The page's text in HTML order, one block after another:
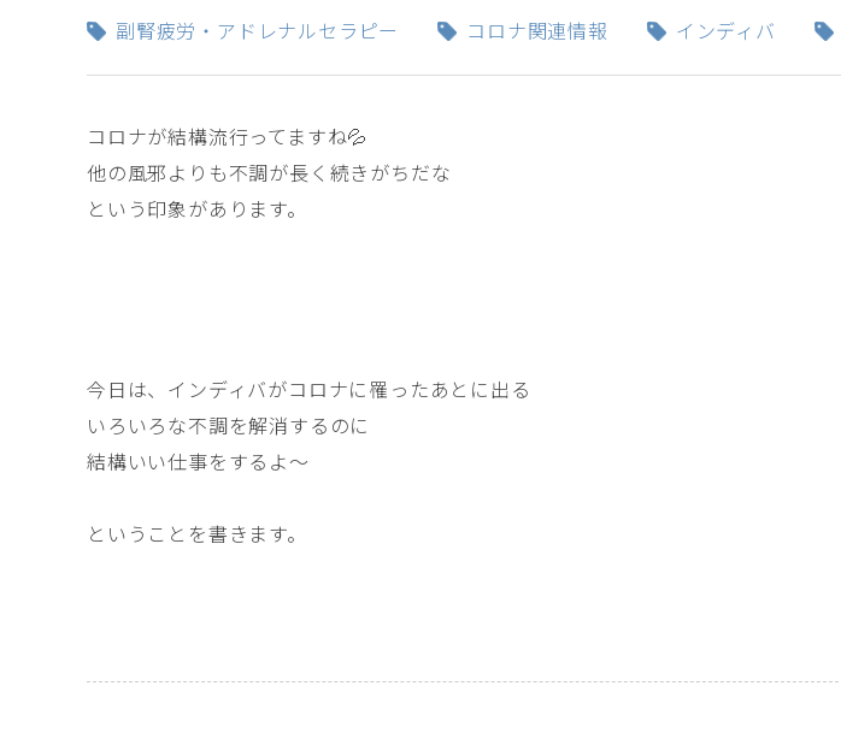
副腎疲労・アドレナルセラピー コロナ関連情報 インディバ
コロナが結構流行ってますね💦
他の風邪よりも不調が長く続きがちだな
という印象があります。
今日は、インディバがコロナに罹ったあとに出る
いろいろな不調を解消するのに
結構いい仕事をするよ〜
ということを書きます。